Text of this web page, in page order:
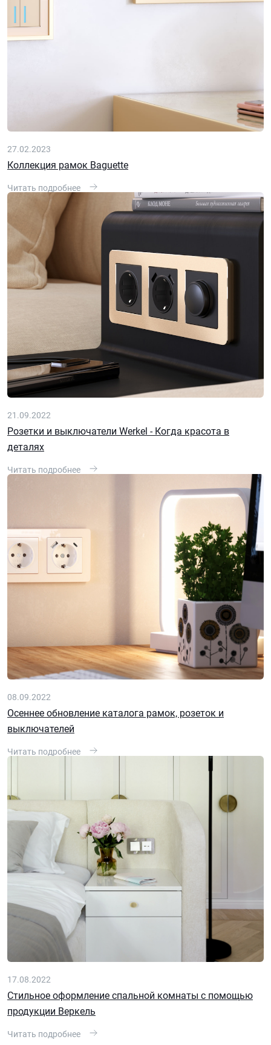
27.02.2023
Коллекция рамок Baguette
Читать подробнее
21.09.2022
Розетки и выключатели Werkel - Когда красота в
деталях
Читать подробнее
08.09.2022
Осеннее обновление каталога рамок, розеток и
выключателей
Читать подробнее
17.08.2022
Стильное оформление спальной комнаты с помощью
продукции Веркель
Читать подробнее